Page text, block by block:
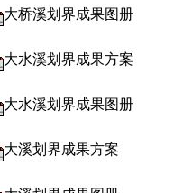
大桥溪划界成果图册
大水溪划界成果方案
大水溪划界成果图册
大溪划界成果方案